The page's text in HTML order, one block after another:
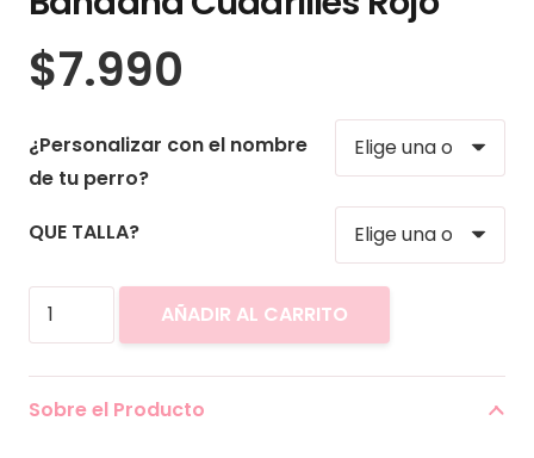
$7.990
¿Personalizar con el nombre
de tu perro?
QUE TALLA?
Bandana
Cuadrilles
cantidad
AÑADIR AL CARRITO
Sobre el Producto